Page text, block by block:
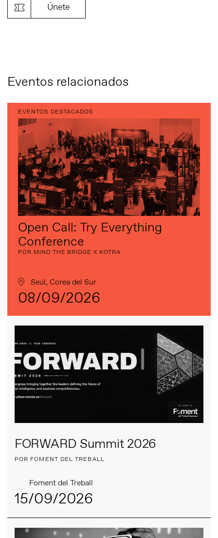
Únete
Eventos relacionados
EVENTOS DESTACADOS
Open Call: Try Everything
Conference
POR MIND THE BRIDGE X KOTRA
Seúl, Corea del Sur
08/09/2026
FORWARD Summit 2026
POR FOMENT DEL TREBALL
Foment del Treball
15/09/2026